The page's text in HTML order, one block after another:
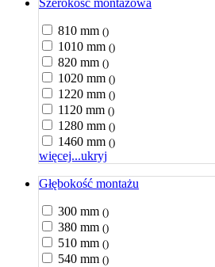
Szerokość montażowa
810 mm ()
1010 mm ()
820 mm ()
1020 mm ()
1220 mm ()
1120 mm ()
1280 mm ()
1460 mm ()
więcej...ukryj
Głębokość montażu
300 mm ()
380 mm ()
510 mm ()
540 mm ()